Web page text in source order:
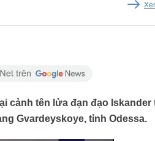
cảnh tên lửa đạn đạo Iskander
Gvardeyskoye, tỉnh Odessa.